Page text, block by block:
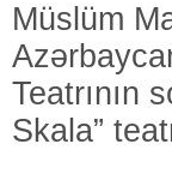
Müslüm
Teatrının
Skala”